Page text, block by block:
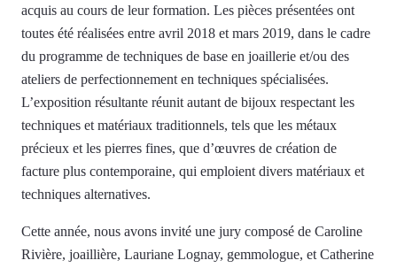
acquis au cours de leur formation. Les pièces présentées ont
toutes été réalisées entre avril 2018 et mars 2019, dans le cadre
du programme de techniques de base en joaillerie et/ou des
ateliers de perfectionnement en techniques spécialisées.
L’exposition résultante réunit autant de bijoux respectant les
techniques et matériaux traditionnels, tels que les métaux
précieux et les pierres fines, que d’œuvres de création de
facture plus contemporaine, qui emploient divers matériaux et
techniques alternatives.
Cette année, nous avons invité une jury composé de Caroline
Rivière, joaillière, Lauriane Lognay, gemmologue, et Catherine